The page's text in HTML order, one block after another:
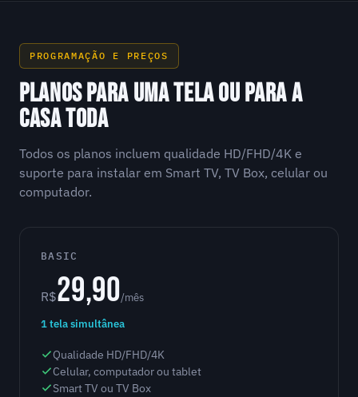
PROGRAMAÇÃO E PREÇOS
PLANOS PARA UMA TELA OU PARA A
CASA TODA
Todos os planos incluem qualidade HD/FHD/4K e
suporte para instalar em Smart TV, TV Box, celular ou
computador.
BASIC
R$29,90/mês
1 tela simultânea
Qualidade HD/FHD/4K
Celular, computador ou tablet
Smart TV ou TV Box